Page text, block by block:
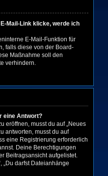
Mail-Link klicke, werde ich
E-Mail-Funktion für
falls diese von der Board-
Maßnahme soll den
verhindern.
eine Antwort?
eröffnen, musst du auf „Neues
antworten, musst du auf
eine Registrierung erforderlich
Deine Berechtigungen
Beitragsansicht aufgelistet.
„Du darfst Dateianhänge